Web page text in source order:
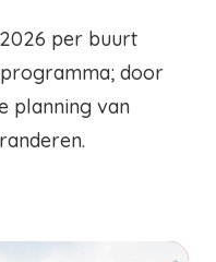
per buurt
door
planning van